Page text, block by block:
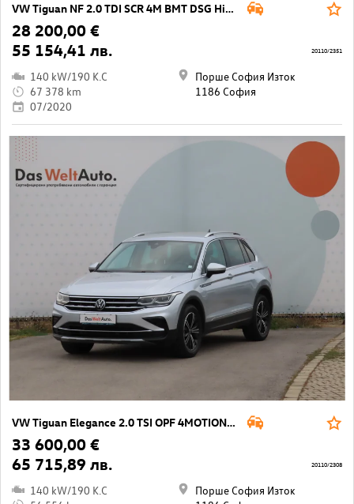
VW Tiguan NF 2.0 TDI SCR 4M BMT DSG High.
28 200,00 €
55 154,41 лв.
140 kW/190 K.C
67 378 km
07/2020
Порше София Изток
1186 София
20110/2351
VW Tiguan Elegance 2.0 TSI OPF 4MOTION DSG
33 600,00 €
65 715,89 лв.
140 kW/190 K.C
Порше София Изток
20110/2308